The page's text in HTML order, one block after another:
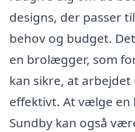
designs, der passer
behov og budget.
en brolægger, som
kan sikre, at
effektivt. At vælge
Sundby kan også